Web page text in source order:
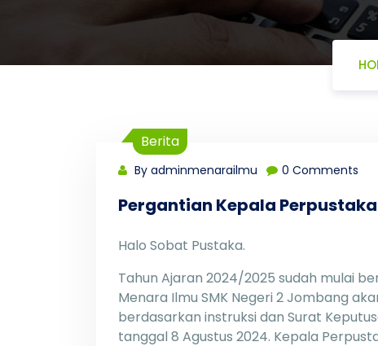
Berita
By adminmenarailmu 0 Comments
Pergantian Kepala
Halo Sobat Pustaka.
Tahun Ajaran 2024/2025 sudah mulai
Menara Ilmu SMK Negeri 2 Jombang
berdasarkan instruksi dan Surat
tanggal 8 Agustus 2024. Kepala